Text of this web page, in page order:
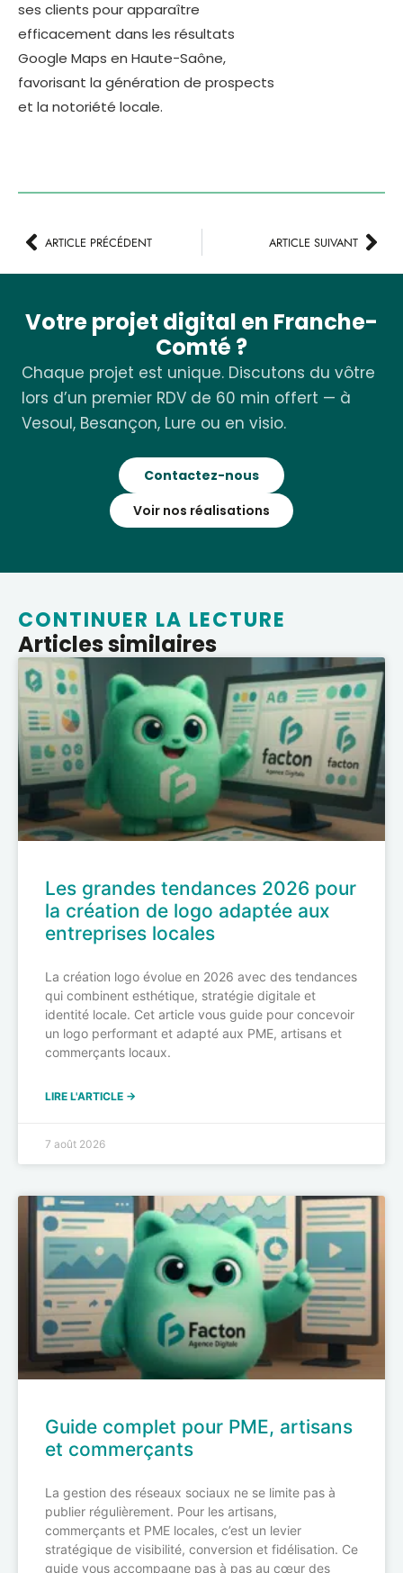
ses clients pour apparaître
efficacement dans les résultats
Google Maps en Haute-Saône,
favorisant la génération de prospects
et la notoriété locale.
ARTICLE PRÉCÉDENT ARTICLE SUIVANT
Votre projet digital en Franche-
Comté ?
Chaque projet est unique. Discutons du vôtre
lors d’un premier RDV de 60 min offert — à
Vesoul, Besançon, Lure ou en visio.
Contactez-nous
Voir nos réalisations
CONTINUER LA LECTURE
Articles similaires
Les grandes tendances 2026 pour
la création de logo adaptée aux
entreprises locales
La création logo évolue en 2026 avec des tendances
qui combinent esthétique, stratégie digitale et
identité locale. Cet article vous guide pour concevoir
un logo performant et adapté aux PME, artisans et
commerçants locaux.
LIRE L'ARTICLE →
7 août 2026
Guide complet pour PME, artisans
et commerçants
La gestion des réseaux sociaux ne se limite pas à
publier régulièrement. Pour les artisans,
commerçants et PME locales, c’est un levier
stratégique de visibilité, conversion et fidélisation. Ce
guide vous accompagne pas à pas au cœur des